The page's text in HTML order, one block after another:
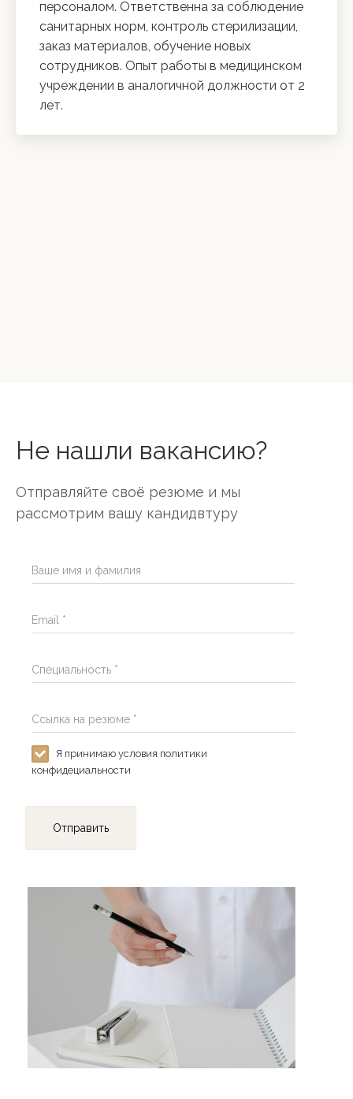
персоналом. Ответственна за соблюдение
санитарных норм, контроль стерилизации,
заказ материалов, обучение новых
сотрудников. Опыт работы в медицинском
учреждении в аналогичной должности от 2
лет.
Отправляйте своё резюме и мы
рассмотрим вашу кандидвтуру
Не нашли вакансию?
Ваше имя и фамилия
Email *
Специальность *
Ссылка на резюме *
Я принимаю условия политики
конфидециальности
Отправить